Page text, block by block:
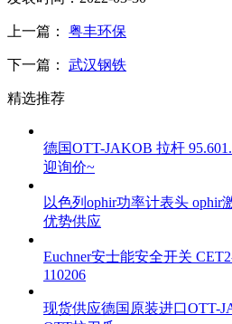
上一篇： 粤丰环保
下一篇： 武汉钢铁
精选推荐
德国OTT-JAKOB 拉杆
迎询价~
以色列ophir功率计表头 ophir
优势供应
Euchner安士能安全开关
110206
现货供应德国原装进口OTT-